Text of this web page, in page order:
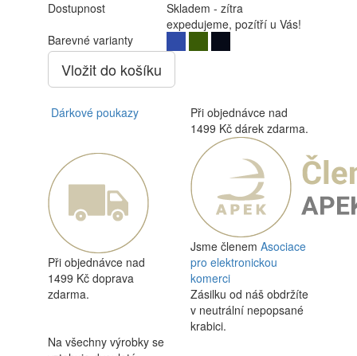
Dostupnost
Skladem - zítra
expedujeme, pozítří u Vás!
Barevné varianty
Vložit do košíku
Dárkové poukazy
Při objednávce nad
1499 Kč dárek zdarma.
Při objednávce nad
1499 Kč doprava
zdarma.
Jsme členem Asociace
pro elektronickou
komerci
Zásilku od náš obdržíte
v neutrální nepopsané
krabici.
Na všechny výrobky se